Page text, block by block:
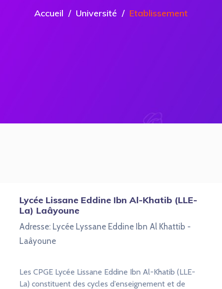
Accueil Université Etablissement
Lycée Lissane Eddine Ibn Al-Khatib (LLE-
La) Laâyoune
Adresse: Lycée Lyssane Eddine Ibn Al Khattib -
Laâyoune
Les CPGE Lycée Lissane Eddine Ibn Al-Khatib (LLE-
La) constituent des cycles d’enseignement et de